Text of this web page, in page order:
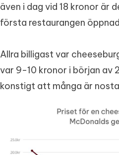
även i dag vid 18 kronor är
första restaurangen
Allra billigast var
var 9-10 kronor i början
konstigt att många är